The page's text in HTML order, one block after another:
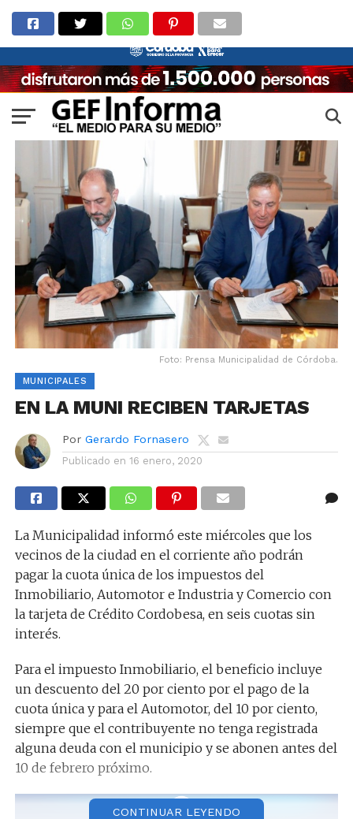
Foto: Prensa Municipalidad de Córdoba.
MUNICIPALES
EN LA MUNI RECIBEN TARJETAS
Por Gerardo Fornasero
Publicado en 16 enero, 2020
La Municipalidad informó este miércoles que los
vecinos de la ciudad en el corriente año podrán
pagar la cuota única de los impuestos del
Inmobiliario, Automotor e Industria y Comercio con
la tarjeta de Crédito Cordobesa, en seis cuotas sin
interés.
Para el impuesto Inmobiliario, el beneficio incluye
un descuento del 20 por ciento por el pago de la
cuota única y para el Automotor, del 10 por ciento,
siempre que el contribuyente no tenga registrada
alguna deuda con el municipio y se abonen antes del
10 de febrero próximo.
CONTINUAR LEYENDO